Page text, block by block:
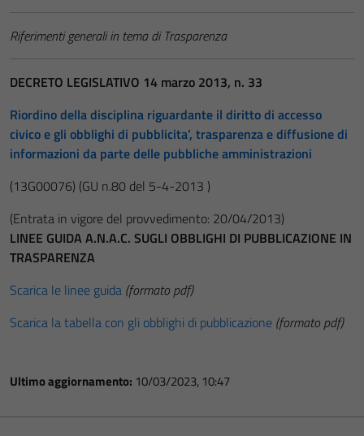
Riferimenti generali in tema di Trasparenza
DECRETO LEGISLATIVO 14 marzo 2013, n. 33
Riordino della disciplina riguardante il diritto di accesso
civico e gli obblighi di pubblicita’, trasparenza e diffusione di
informazioni da parte delle pubbliche amministrazioni
(13G00076) (GU n.80 del 5-4-2013 )
(Entrata in vigore del provvedimento: 20/04/2013)
LINEE GUIDA A.N.A.C. SUGLI OBBLIGHI DI PUBBLICAZIONE IN
TRASPARENZA
Scarica le linee guida (formato pdf)
Scarica la tabella con gli obblighi di pubblicazione (formato pdf)
Ultimo aggiornamento: 10/03/2023, 10:47